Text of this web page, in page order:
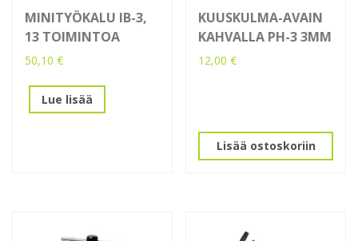
MINITYÖKALU IB-3,
13 TOIMINTOA
50,10 €
Lue lisää
KUUSKULMA-AVAIN
KAHVALLA PH-3 3MM
12,00€
Lisää ostoskoriin